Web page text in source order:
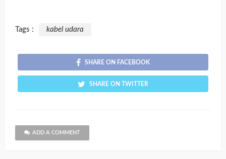
Tags : kabel udara
SHARE ON FACEBOOK
SHARE ON TWITTER
ADD A COMMENT